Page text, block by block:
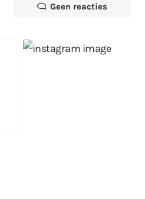
Geen reacties